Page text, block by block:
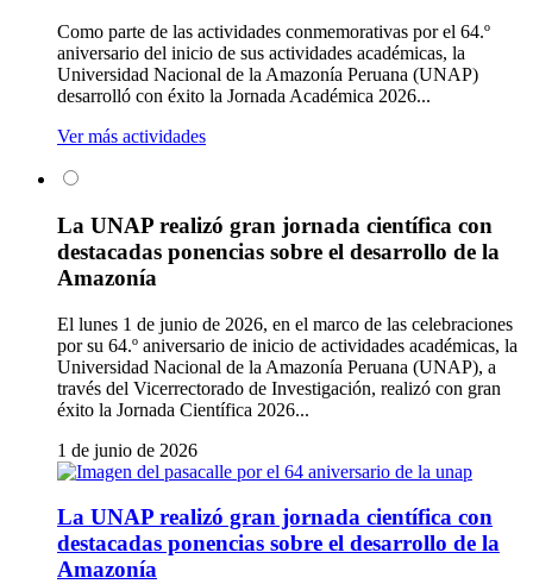
Como parte de las actividades conmemorativas por el 64.º
aniversario del inicio de sus actividades académicas, la
Universidad Nacional de la Amazonía Peruana (UNAP)
desarrolló con éxito la Jornada Académica 2026...
Ver más actividades
La UNAP realizó gran jornada científica con
destacadas ponencias sobre el desarrollo de la
Amazonía
El lunes 1 de junio de 2026, en el marco de las celebraciones
por su 64.º aniversario de inicio de actividades académicas, la
Universidad Nacional de la Amazonía Peruana (UNAP), a
través del Vicerrectorado de Investigación, realizó con gran
éxito la Jornada Científica 2026...
1 de junio de 2026
La UNAP realizó gran jornada científica con
destacadas ponencias sobre el desarrollo de la
Amazonía